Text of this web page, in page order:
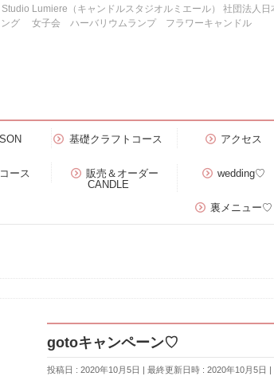
Lumiere（キャンドルスタジオルミエール） 社団法人
グ 女子会 ハーバリウムランプ フラワーキャンドル
基礎クラフトコース アクセス
ース
販売＆オーダー
CANDLE
wedding♡
裏メニュー♡
gotoキャンペーン♡
投稿日 : 2020年10月5日 最終更新日時 : 2020年10月5日